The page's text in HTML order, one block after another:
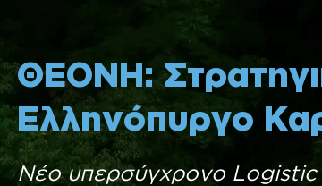
ΘΕΟΝΗ:
Ελληνόπυργο
Νέο υπερσύγχρονο Logistic